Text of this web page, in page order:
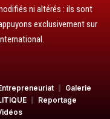
ni altérés : ils sont
exclusivement sur
Galerie
Reportage